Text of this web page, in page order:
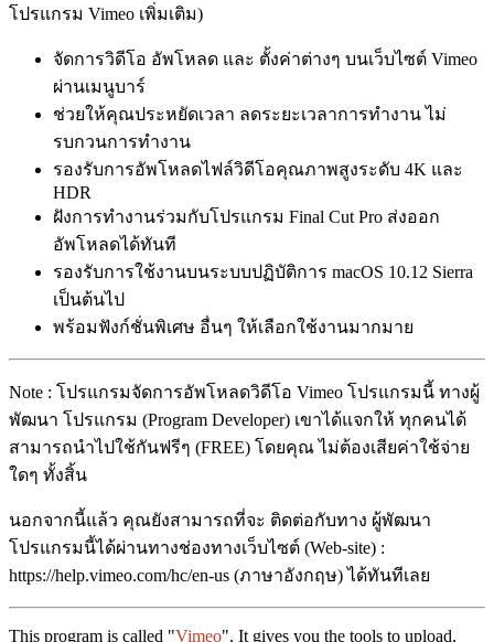
โปรแกรม Vimeo เพิ่มเติม)
จัดการวิดีโอ อัพโหลด และ ตั้งค่าต่างๆ บนเว็บไซต์ Vimeo
ผ่านเมนูบาร์
ช่วยให้คุณประหยัดเวลา ลดระยะเวลาการทำงาน ไม่
รบกวนการทำงาน
รองรับการอัพโหลดไฟล์วิดีโอคุณภาพสูงระดับ 4K และ
HDR
ฝังการทำงานร่วมกับโปรแกรม Final Cut Pro ส่งออก
อัพโหลดได้ทันที
รองรับการใช้งานบนระบบปฏิบัติการ macOS 10.12 Sierra
เป็นต้นไป
พร้อมฟังก์ชั่นพิเศษ อื่นๆ ให้เลือกใช้งานมากมาย
Note : โปรแกรมจัดการอัพโหลดวิดีโอ Vimeo โปรแกรมนี้ ทางผู้
พัฒนา โปรแกรม (Program Developer) เขาได้แจกให้ ทุกคนได้
สามารถนำไปใช้กันฟรีๆ (FREE) โดยคุณ ไม่ต้องเสียค่าใช้จ่าย
ใดๆ ทั้งสิ้น
นอกจากนี้แล้ว คุณยังสามารถที่จะ ติดต่อกับทาง ผู้พัฒนา
โปรแกรมนี้ได้ผ่านทางช่องทางเว็บไซต์ (Web-site) :
https://help.vimeo.com/hc/en-us (ภาษาอังกฤษ) ได้ทันทีเลย
This program is called "Vimeo". It gives you the tools to upload,